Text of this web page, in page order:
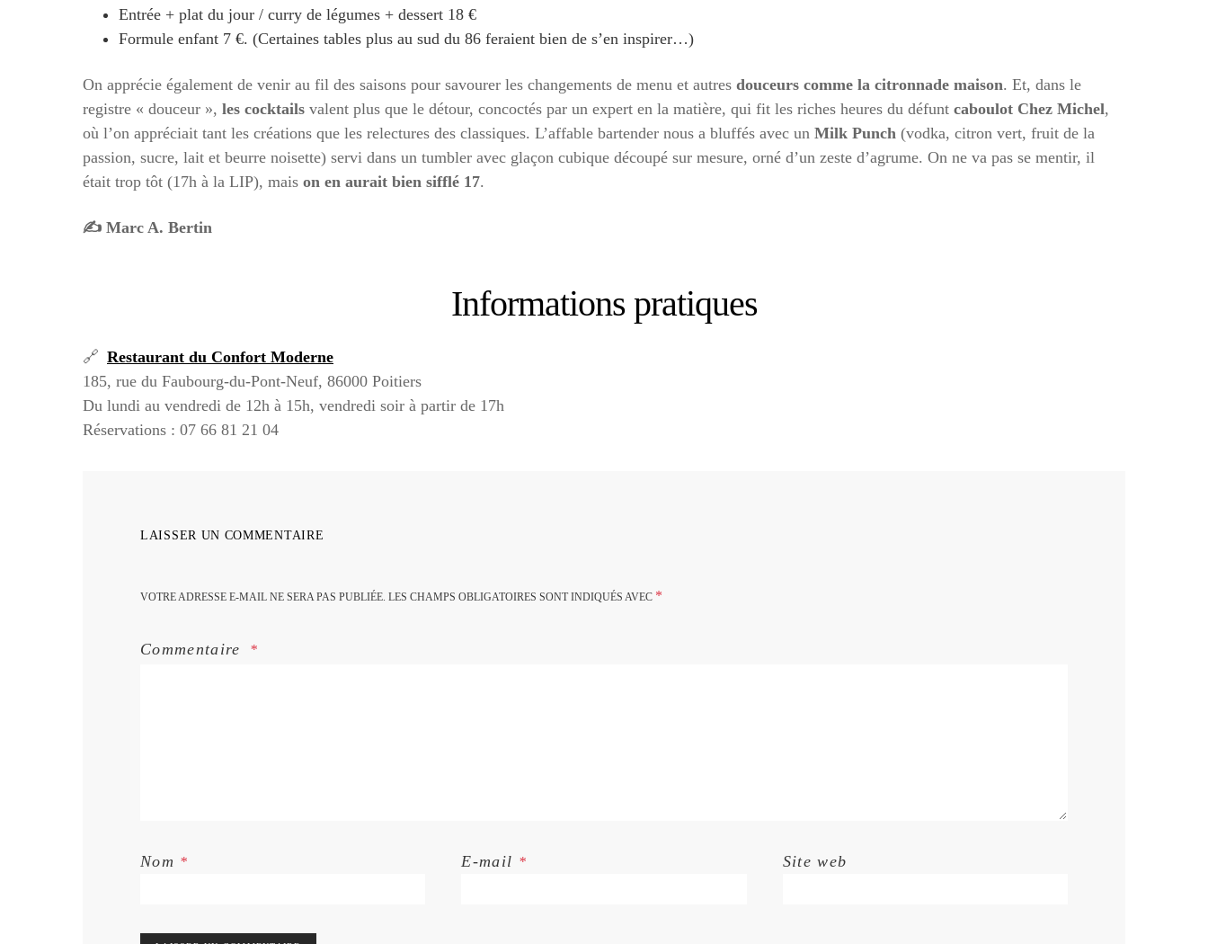
Entrée + plat du jour / curry de légumes + dessert 18 €
Formule enfant 7 €. (Certaines tables plus au sud du 86 feraient bien de s’en inspirer…)
On apprécie également de venir au fil des saisons pour savourer les changements de menu et autres douceurs comme la citronnade maison. Et, dans le
registre « douceur », les cocktails valent plus que le détour, concoctés par un expert en la matière, qui fit les riches heures du défunt caboulot Chez Michel,
où l’on appréciait tant les créations que les relectures des classiques. L’affable bartender nous a bluffés avec un Milk Punch (vodka, citron vert, fruit de la
passion, sucre, lait et beurre noisette) servi dans un tumbler avec glaçon cubique découpé sur mesure, orné d’un zeste d’agrume. On ne va pas se mentir, il
était trop tôt (17h à la LIP), mais on en aurait bien sifflé 17.
✍️ Marc A. Bertin
Informations pratiques
🔗 Restaurant du Confort Moderne
185, rue du Faubourg-du-Pont-Neuf, 86000 Poitiers
Du lundi au vendredi de 12h à 15h, vendredi soir à partir de 17h
Réservations : 07 66 81 21 04
LAISSER UN COMMENTAIRE
VOTRE ADRESSE E-MAIL NE SERA PAS PUBLIÉE. LES CHAMPS OBLIGATOIRES SONT INDIQUÉS AVEC *
Commentaire
Nom * E-mail * Site web